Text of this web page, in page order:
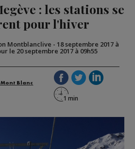
: les stations se
pour l'hiver
Montblanclive - 18 septembre 2017 à
le 20 septembre 2017 à 09h55
Mont Blanc